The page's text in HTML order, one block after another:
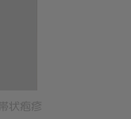
状疱疹